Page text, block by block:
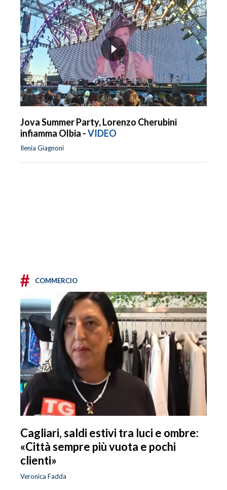
Jova Summer Party, Lorenzo Cherubini
infiamma Olbia -VIDEO
Ilenia Giagnoni
# COMMERCIO
Cagliari, saldi estivi tra luci e ombre:
«Città sempre più vuota e pochi
clienti»
Veronica Fadda